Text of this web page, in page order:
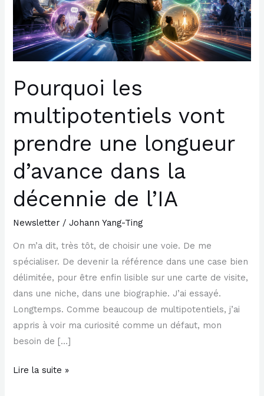
Pourquoi les
multipotentiels vont
prendre une longueur
d’avance dans la
décennie de l’IA
Newsletter /Johann Yang-Ting
On m’a dit, très tôt, de choisir une voie. De me
spécialiser. De devenir la référence dans une case bien
délimitée, pour être enfin lisible sur une carte de visite,
dans une niche, dans une biographie. J’ai essayé.
Longtemps. Comme beaucoup de multipotentiels, j’ai
appris à voir ma curiosité comme un défaut, mon
besoin de […]
une
longueur
d’avance
dans
décennie
de
l’IA
Lire la suite »